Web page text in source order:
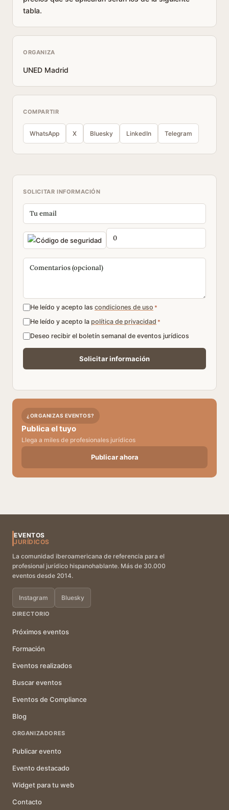
tabla.
ORGANIZA
UNED Madrid
COMPARTIR
WhatsApp X Bluesky LinkedIn Telegram
SOLICITAR INFORMACIÓN
He leído y acepto las condiciones de uso *
He leído y acepto la política de privacidad *
Deseo recibir el boletín semanal de eventos jurídicos
¿ORGANIZAS EVENTOS?
Publica el tuyo
Llega a miles de profesionales jurídicos
Publicar ahora
EVENTOS
JURÍDICOS
La comunidad iberoamericana de referencia para el
profesional jurídico hispanohablante. Más de 30.000
eventos desde 2014.
Instagram Bluesky
DIRECTORIO
Próximos eventos
Formación
Eventos realizados
Buscar eventos
Eventos de Compliance
Blog
ORGANIZADORES
Publicar evento
Evento destacado
Widget para tu web
Contacto